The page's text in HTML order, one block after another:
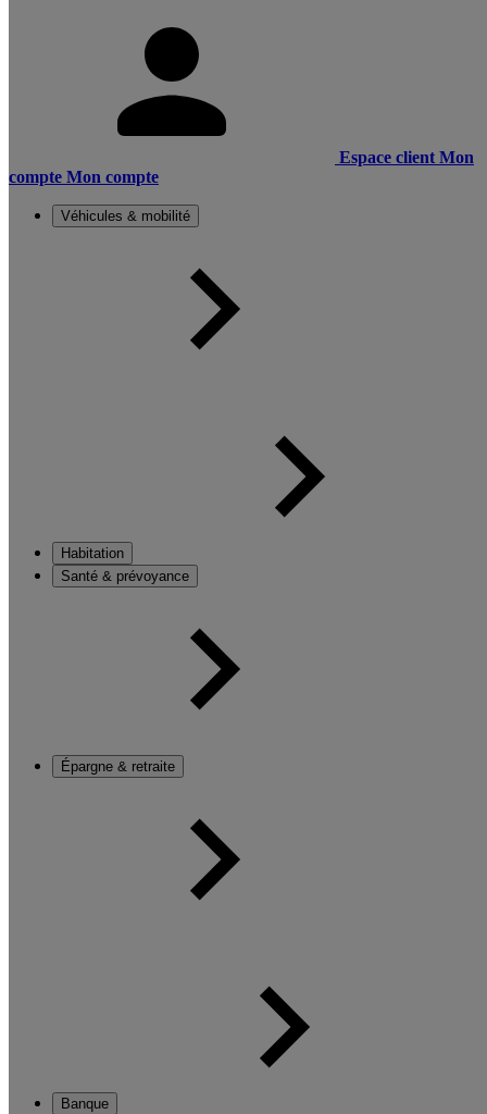
Espace client Mon
compte Mon compte
Véhicules & mobilité
Habitation
Santé & prévoyance
Épargne & retraite
Banque